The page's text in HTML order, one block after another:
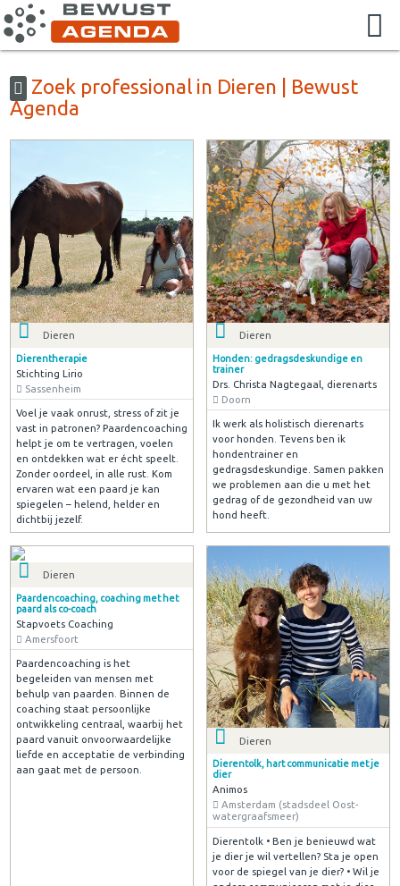
Zoek professional in Dieren | Bewust
Agenda
Dieren
Dierentherapie
Stichting Lirio
Sassenheim
Voel je vaak onrust, stress of zit je
vast in patronen? Paardencoaching
helpt je om te vertragen, voelen
en ontdekken wat er écht speelt.
Zonder oordeel, in alle rust. Kom
ervaren wat een paard je kan
spiegelen – helend, helder en
dichtbij jezelf.
Dieren
Honden: gedragsdeskundige en
trainer
Drs. Christa Nagtegaal, dierenarts
Doorn
Ik werk als holistisch dierenarts
voor honden. Tevens ben ik
hondentrainer en
gedragsdeskundige. Samen pakken
we problemen aan die u met het
gedrag of de gezondheid van uw
hond heeft.
Dieren
Paardencoaching, coaching met het
paard als co-coach
Stapvoets Coaching
Amersfoort
Paardencoaching is het
begeleiden van mensen met
behulp van paarden. Binnen de
coaching staat persoonlijke
ontwikkeling centraal, waarbij het
paard vanuit onvoorwaardelijke
liefde en acceptatie de verbinding
aan gaat met de persoon.
Dieren
Dierentolk, hart communicatie met je
dier
Animos
Amsterdam (stadsdeel Oost-
watergraafsmeer)
Dierentolk • Ben je benieuwd wat
je dier je wil vertellen? Sta je open
voor de spiegel van je dier? • Wil je